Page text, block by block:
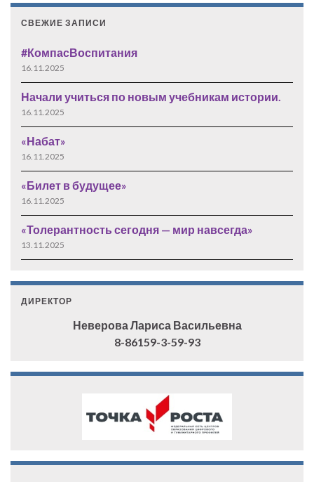
СВЕЖИЕ ЗАПИСИ
#КомпасВоспитания
16.11.2025
Начали учиться по новым учебникам истории.
16.11.2025
«Набат»
16.11.2025
«Билет в будущее»
16.11.2025
«Толерантность сегодня — мир навсегда»
13.11.2025
ДИРЕКТОР
Неверова Лариса Васильевна
8-86159-3-59-93